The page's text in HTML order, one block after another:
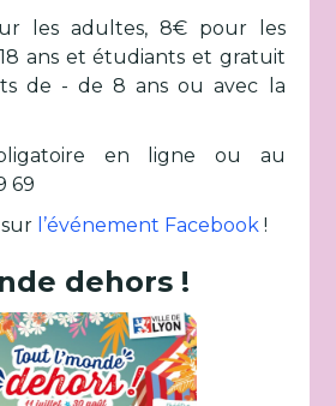
les adultes, 8€ pour les
ans et étudiants et gratuit
de - de 8 ans ou avec la
en ligne ou au
69
l’événement Facebook !
dehors !